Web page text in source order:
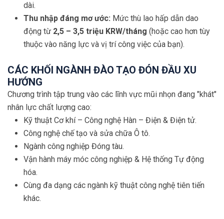
dài.
Thu nhập đáng mơ ước: Mức thù lao hấp dẫn dao
động từ 2,5 – 3,5 triệu KRW/tháng (hoặc cao hơn tùy
thuộc vào năng lực và vị trí công việc của bạn).
CÁC KHỐI NGÀNH ĐÀO TẠO ĐÓN ĐẦU XU
HƯỚNG
Chương trình tập trung vào các lĩnh vực mũi nhọn đang "khát"
nhân lực chất lượng cao:
Kỹ thuật Cơ khí – Công nghệ Hàn – Điện & Điện tử.
Công nghệ chế tạo và sửa chữa Ô tô.
Ngành công nghiệp Đóng tàu.
Vận hành máy móc công nghiệp & Hệ thống Tự động
hóa.
Cùng đa dạng các ngành kỹ thuật công nghệ tiên tiến
khác.